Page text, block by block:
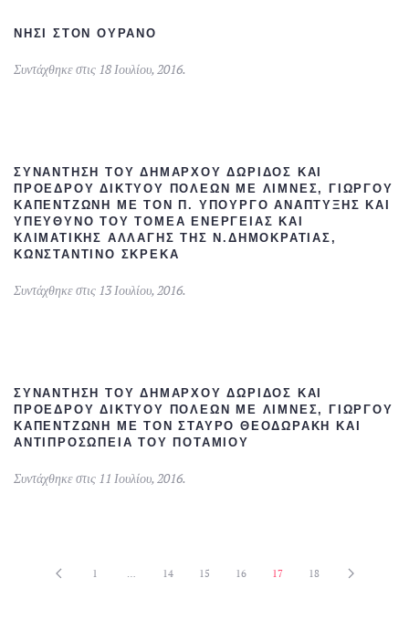
ΝΗΣΊ ΣΤΟΝ ΟΥΡΑΝΌ
Συντάχθηκε στις 18 Ιουλίου, 2016.
ΣΥΝΆΝΤΗΣΗ ΤΟΥ ΔΗΜΆΡΧΟΥ ΔΩΡΊΔΟΣ ΚΑΙ
ΠΡΟΈΔΡΟΥ ΔΙΚΤΎΟΥ ΠΌΛΕΩΝ ΜΕ ΛΊΜΝΕΣ, ΓΙΏΡΓΟΥ
ΚΑΠΕΝΤΖΏΝΗ ΜΕ ΤΟΝ Π. ΥΠΟΥΡΓΌ ΑΝΆΠΤΥΞΗΣ ΚΑΙ
ΥΠΕΎΘΥΝΟ ΤΟΥ ΤΟΜΈΑ ΕΝΈΡΓΕΙΑΣ ΚΑΙ
ΚΛΙΜΑΤΙΚΉΣ ΑΛΛΑΓΉΣ ΤΗΣ Ν.ΔΗΜΟΚΡΑΤΊΑΣ,
ΚΩΝΣΤΑΝΤΊΝΟ ΣΚΡΈΚΑ
Συντάχθηκε στις 13 Ιουλίου, 2016.
ΣΥΝΆΝΤΗΣΗ ΤΟΥ ΔΗΜΆΡΧΟΥ ΔΩΡΊΔΟΣ ΚΑΙ
ΠΡΟΈΔΡΟΥ ΔΙΚΤΎΟΥ ΠΌΛΕΩΝ ΜΕ ΛΊΜΝΕΣ, ΓΙΏΡΓΟΥ
ΚΑΠΕΝΤΖΏΝΗ ΜΕ ΤΟΝ ΣΤΑΎΡΟ ΘΕΟΔΩΡΆΚΗ ΚΑΙ
ΑΝΤΙΠΡΟΣΩΠΕΊΑ ΤΟΥ ΠΟΤΑΜΙΟΎ
Συντάχθηκε στις 11 Ιουλίου, 2016.
1 14 15 16 17 18